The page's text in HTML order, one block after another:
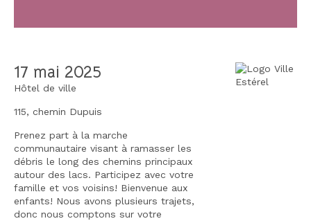
17 mai 2025
Hôtel de ville
115, chemin Dupuis
Prenez part à la marche
communautaire visant à ramasser les
débris le long des chemins principaux
autour des lacs. Participez avec votre
famille et vos voisins! Bienvenue aux
enfants! Nous avons plusieurs trajets,
donc nous comptons sur votre